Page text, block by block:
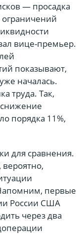
— просадка
ограничений
вице-премьер.
показывают,
началась.
труда. Так,
порядка 11%,
для сравнения.
вероятно,
первые
России США
через два